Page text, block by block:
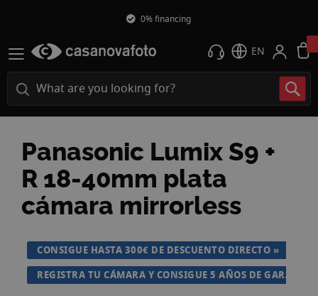
0% financing
EN
Panasonic Lumix S9 +
R 18-40mm plata
cámara mirrorless
Skip
to
the
end
CONSIGUE HASTA 300€ DE DESCUENTO DIRECTO
REGISTRA TU CÁMARA Y CONSIGUE 5 AÑOS DE GARANTÍA